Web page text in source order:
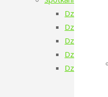
Dzień
Dzień
Dzień
Dzień
Dzień